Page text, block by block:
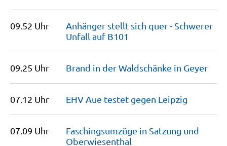
09.52 Uhr
Anhänger stellt sich quer - Schwerer
Unfall auf B101
09.25 Uhr Brand in der Waldschänke in Geyer
07.12 Uhr EHV Aue testet gegen Leipzig
07.09 Uhr
Faschingsumzüge in Satzung und
Oberwiesenthal